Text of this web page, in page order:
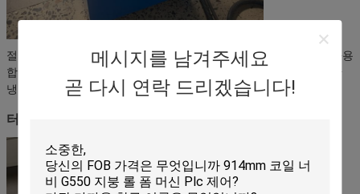
메시지를 남겨주세요
곧 다시 연락 드리겠습니다!
절단 작업에 절단기를 구동합니다. 수압 탱크는 46 # 수압 오일을 사용
합니다. 높은 오일 온도 문제를 방지하기 위해 내부 순환 냉각을위한
냉각 팬을 갖추고 있습니다.소레노이드 밸브 브랜드하데
터치 스크린 제어 캐비닛